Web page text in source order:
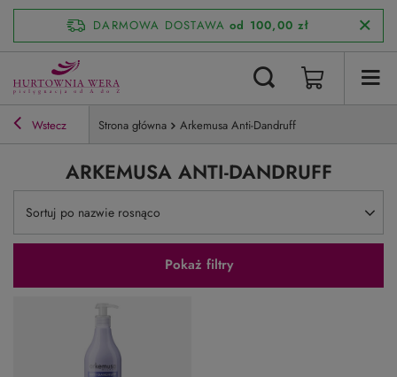
DARMOWA DOSTAWA od 100,00 zł
Wstecz Strona główna Arkemusa Anti-Dandruff
ARKEMUSA ANTI-DANDRUFF
Zmień sortowanie
Sortuj po nazwie rosnąco
Pokaż filtry